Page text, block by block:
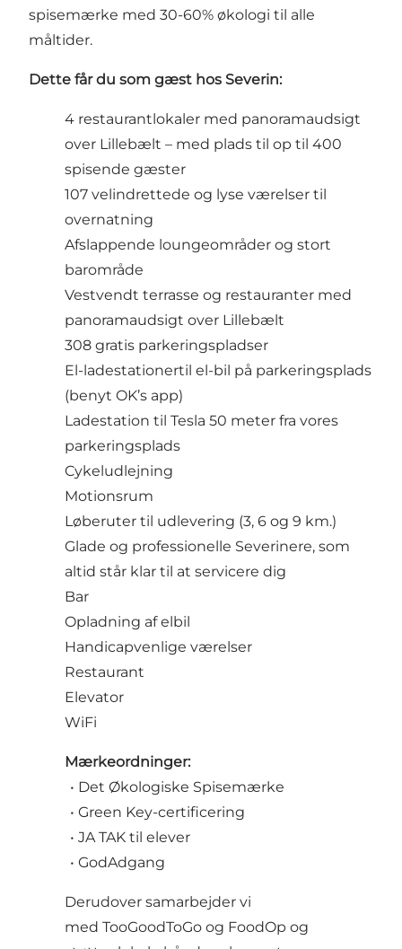
spisemærke med 30-60% økologi til alle
måltider.
Dette får du som gæst hos Severin:
4 restaurantlokaler med panoramaudsigt
over Lillebælt – med plads til op til 400
spisende gæster
107 velindrettede og lyse værelser til
overnatning
Afslappende loungeområder og stort
barområde
Vestvendt terrasse og restauranter med
panoramaudsigt over Lillebælt
308 gratis parkeringspladser
El-ladestationertil el-bil på parkeringsplads
(benyt OK’s app)
Ladestation til Tesla 50 meter fra vores
parkeringsplads
Cykeludlejning
Motionsrum
Løberuter til udlevering (3, 6 og 9 km.)
Glade og professionelle Severinere, som
altid står klar til at servicere dig
Bar
Opladning af elbil
Handicapvenlige værelser
Restaurant
Elevator
WiFi
Mærkeordninger:
• Det Økologiske Spisemærke
• Green Key-certificering
• JA TAK til elever
• GodAdgang
Derudover samarbejder vi
med TooGoodToGo og FoodOp og